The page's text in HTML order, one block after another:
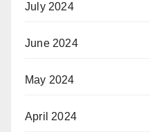
July 2024
June 2024
May 2024
April 2024